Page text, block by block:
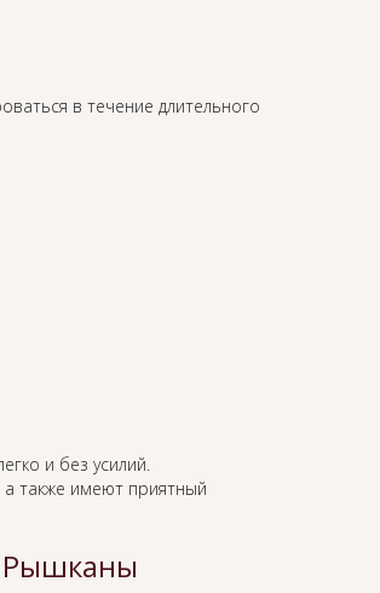
в течение длительного
и без усилий.
также имеют приятный
Рышканы